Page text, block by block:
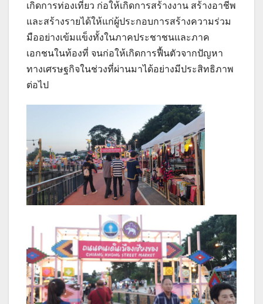
เกิดการท่องเที่ยว ก่อให้เกิดการสร้างงาน สร้างอาชีพ
และสร้างรายได้ให้แก่ผู้ประกอบการสร้างความร่วม
มืออย่างเข้มแข็งทั้งในภาคประชาชนและภาค
เอกชนในท้องที่ จนก่อให้เกิดการฟื้นตัวจากปัญหา
ทางเศรษฐกิจในช่วงที่ผ่านมาได้อย่างมีประสิทธิภาพ
ต่อไป